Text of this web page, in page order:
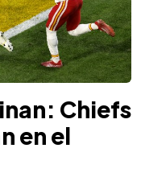
Chiefs
en el